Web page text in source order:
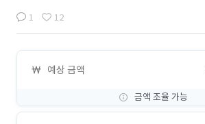
1 12
예상 금액
금액 조율 가능